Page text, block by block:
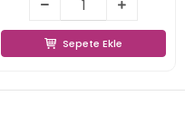
Sepete Ekle
Sepete Ekle